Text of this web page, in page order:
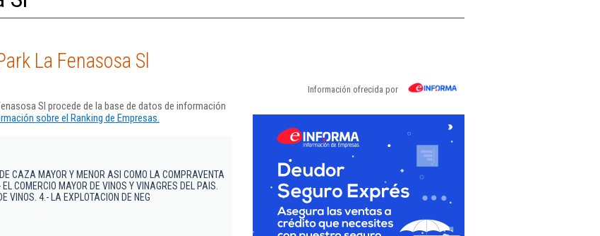
La Fenasosa Sl
Información ofrecida por
Sl procede de la base de datos de información
sobre el Ranking de Empresas.
CAZA MAYOR Y MENOR ASI COMO LA COMPRAVENTA
COMERCIO MAYOR DE VINOS Y VINAGRES DEL PAIS.
VINOS. 4.- LA EXPLOTACION DE NEG